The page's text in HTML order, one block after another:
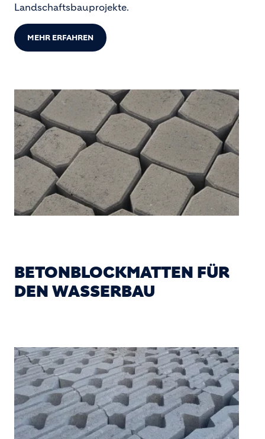
Landschaftsbauprojekte.
MEHR ERFAHREN
BETONBLOCKMATTEN FÜR
DEN WASSERBAU